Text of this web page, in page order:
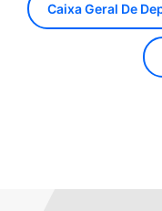
Caixa Geral De